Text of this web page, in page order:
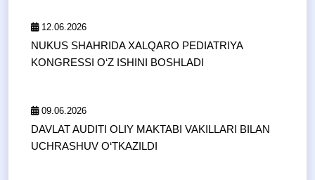
12.06.2026
NUKUS SHAHRIDA XALQARO PEDIATRIYA
KONGRESSI O‘Z ISHINI BOSHLADI
09.06.2026
DAVLAT AUDITI OLIY MAKTABI VAKILLARI BILAN
UCHRASHUV O‘TKAZILDI